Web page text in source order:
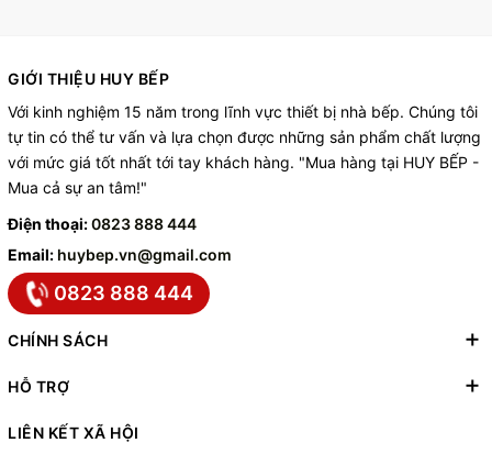
GIỚI THIỆU HUY BẾP
Với kinh nghiệm 15 năm trong lĩnh vực thiết bị nhà bếp. Chúng tôi
tự tin có thể tư vấn và lựa chọn được những sản phẩm chất lượng
với mức giá tốt nhất tới tay khách hàng. "Mua hàng tại HUY BẾP -
Mua cả sự an tâm!"
Điện thoại:0823 888 444
Email: huybep.vn@gmail.com
0823 888 444
CHÍNH SÁCH
HỖ TRỢ
LIÊN KẾT XÃ HỘI